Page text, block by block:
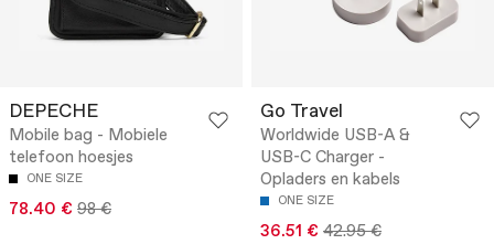
DEPECHE
Mobile bag - Mobiele
telefoon hoesjes
ONE SIZE
78.40 € 98 €
Go Travel
Worldwide USB-A &
USB-C Charger -
Opladers en kabels
ONE SIZE
36.51 € 42.95 €